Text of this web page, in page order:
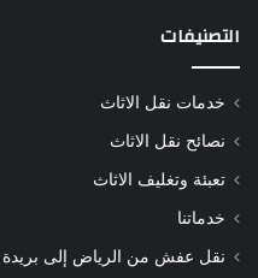
التصنيفات
خدمات نقل الاثاث
نصائح نقل الاثاث
تعبئة وتغليف الاثاث
خدماتنا
نقل عفش من الرياض إلى بريدة